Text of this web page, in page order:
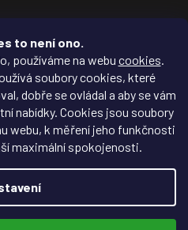
to není ono.
používáme na webu cookies.
soubory cookies, které
dobře se ovládal a aby se vám
nabídky. Cookies jsou soubory
webu, k měření jeho funkčnosti
maximální spokojenosti.
. Všechna práva vyhrazena.